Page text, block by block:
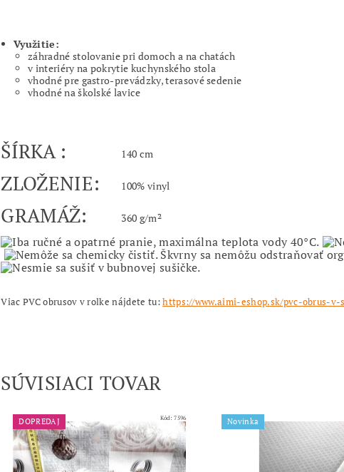
Využitie:
záhradné stolovanie pri domoch a na chatách
v interiéry na pokrytie kuchynského stola
vhodné pre gastro-prevádzky, terasové sedenie
vhodné na školské lavice
ŠÍRKA : 140 cm
ZLOŽENIE: 100% vinyl
GRAMÁŽ: 360 g/m²
Viac PVC obrusov v rolke nájdete tu:https://www.aimi-eshop.sk/pvc-obrus-
SÚVISIACI TOVAR
DOPREDAJ Kód:7596 Novinka